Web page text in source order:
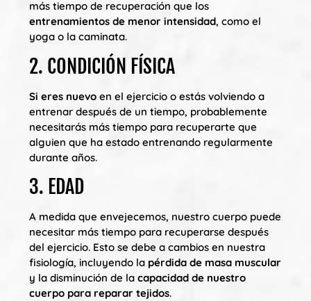
más tiempo de recuperación que los
entrenamientos de menor intensidad, como el
yoga o la caminata.
2. CONDICIÓN FÍSICA
Si eres nuevo en el ejercicio o estás volviendo a
entrenar después de un tiempo, probablemente
necesitarás más tiempo para recuperarte que
alguien que ha estado entrenando regularmente
durante años.
3. EDAD
A medida que envejecemos, nuestro cuerpo puede
necesitar más tiempo para recuperarse después
del ejercicio. Esto se debe a cambios en nuestra
fisiología, incluyendo la pérdida de masa muscular
y la disminución de la capacidad de nuestro
cuerpo para reparar tejidos.